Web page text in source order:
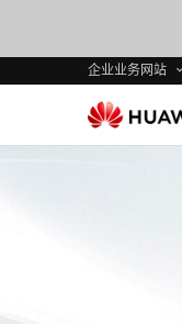
企业业务网站